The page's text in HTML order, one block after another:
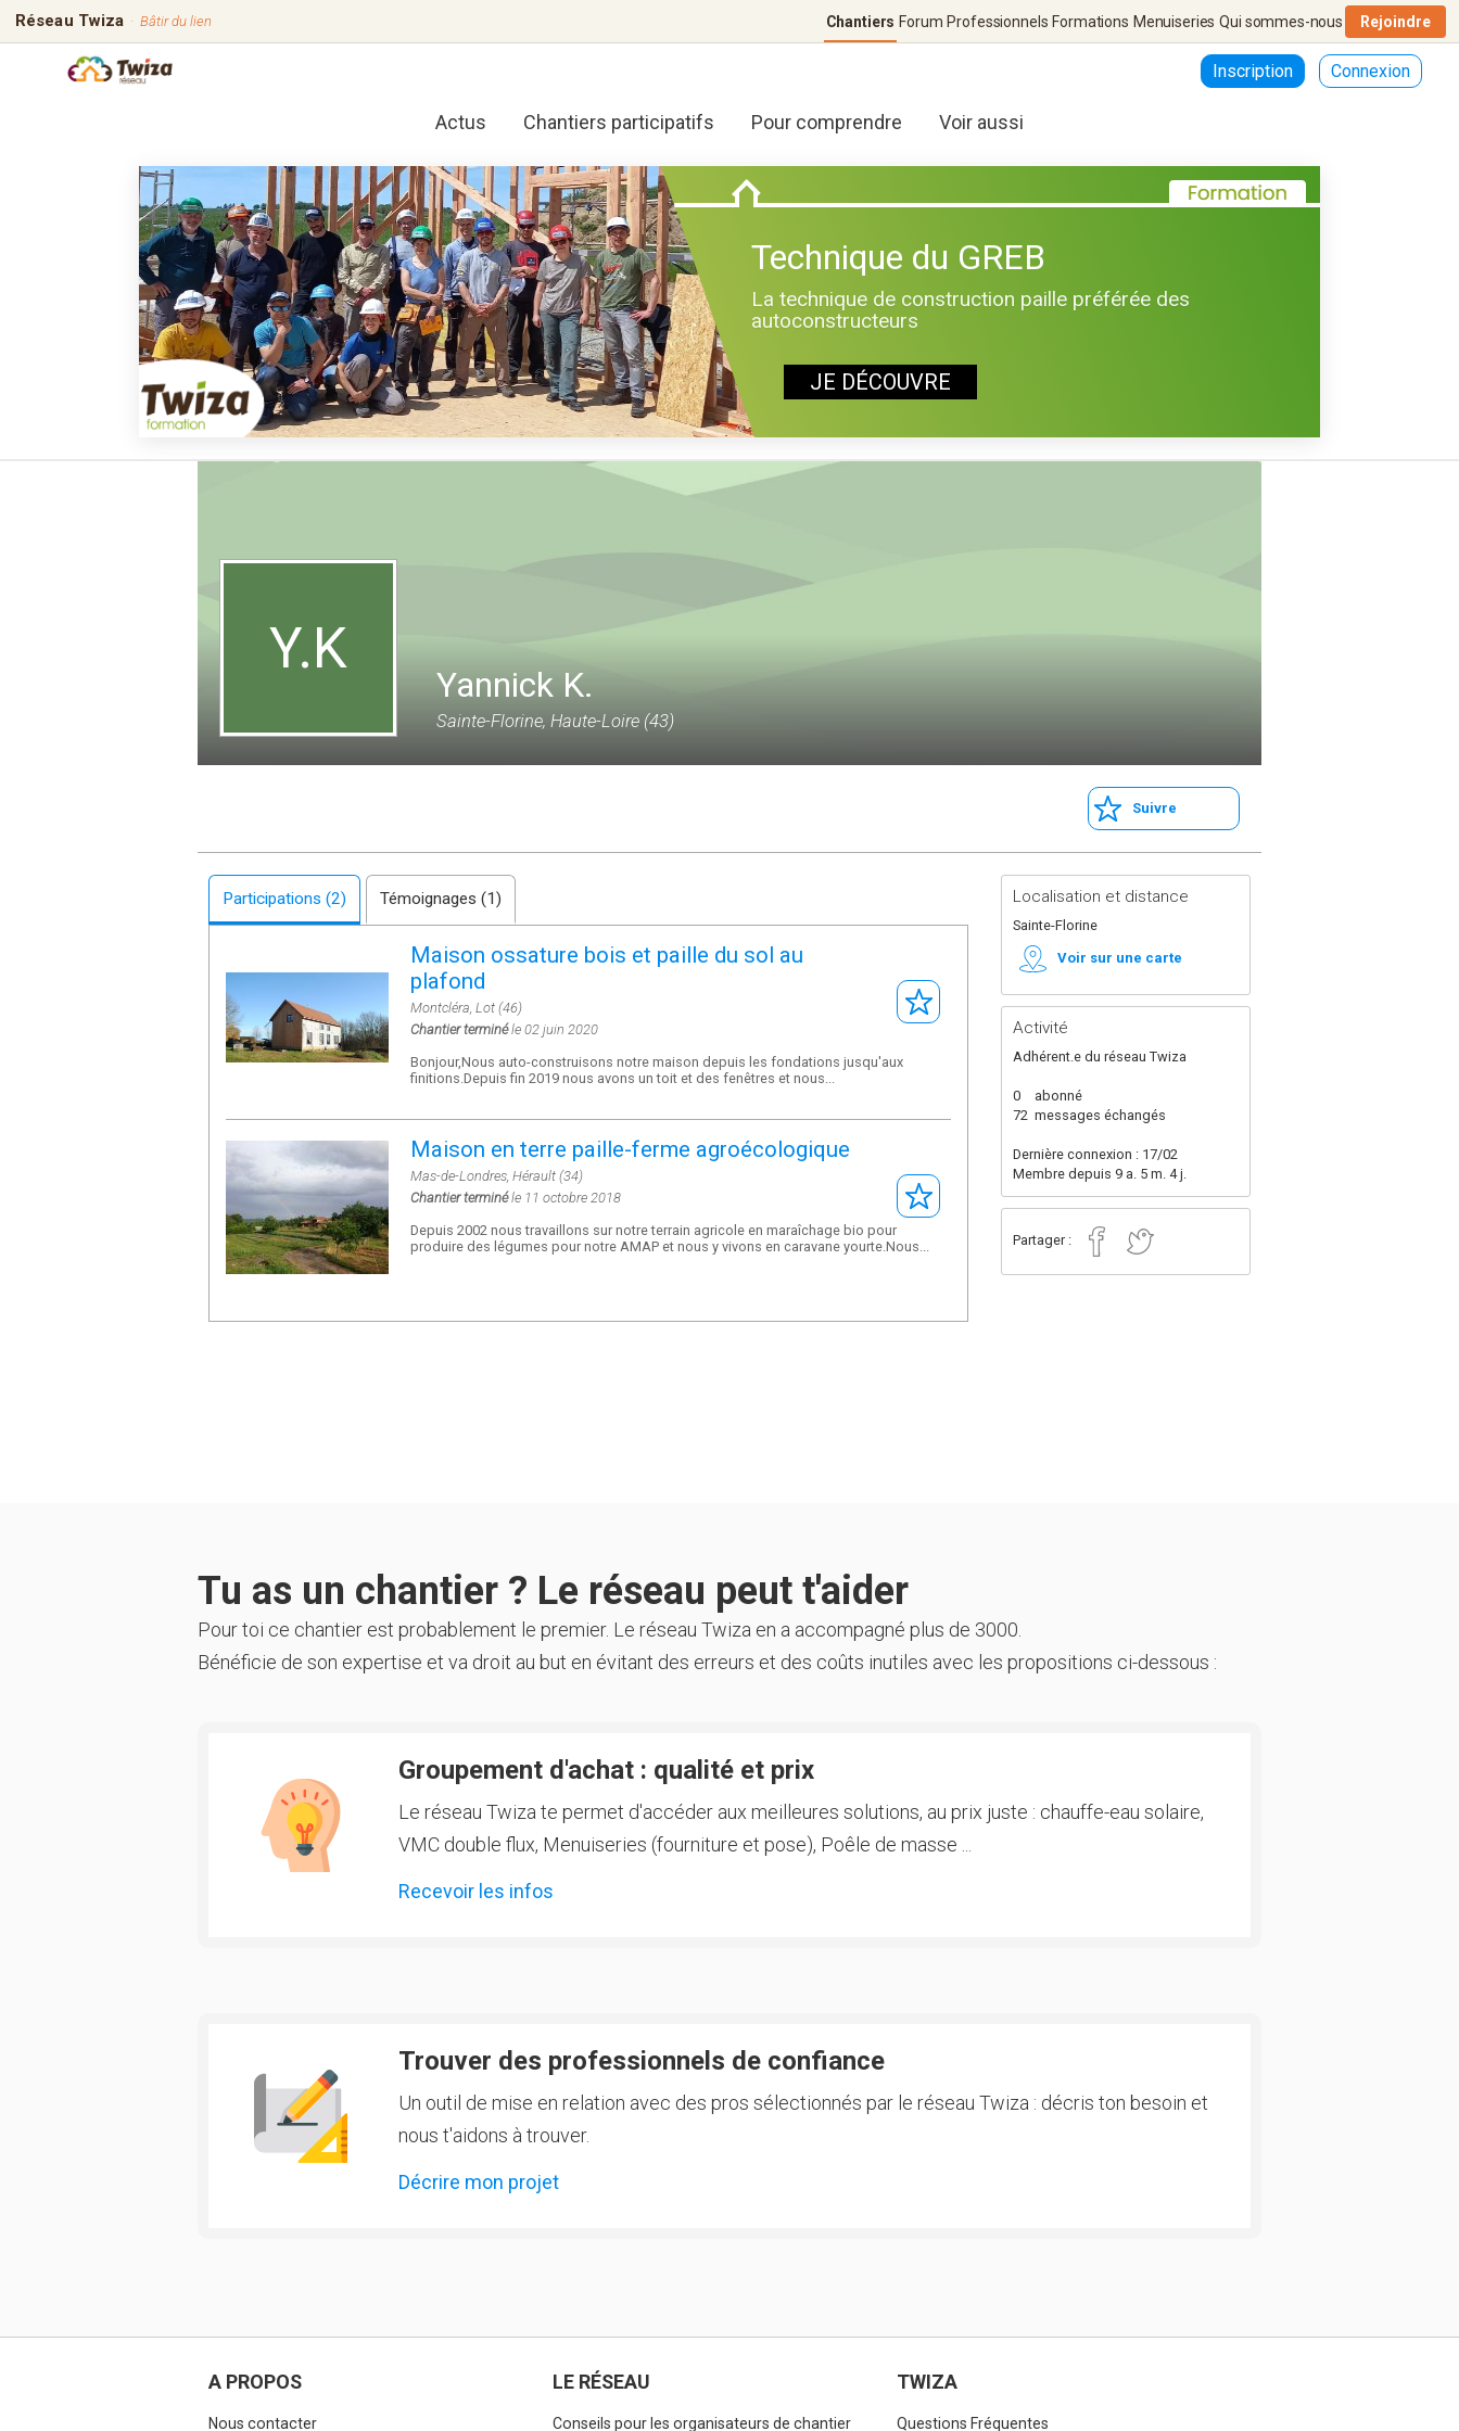
Réseau Twiza · Bâtir du lien Chantiers Forum Professionnels Formations Menuiseries Qui sommes-nous Rejoindre
Inscription Connexion
Actus Chantiers participatifs Pour comprendre Voir aussi
Technique du GREB
La technique de construction paille préférée des
autoconstructeurs
JE DÉCOUVRE
Y.K
Yannick K.
Sainte-Florine, Haute-Loire (43)
Suivre
Localisation et distance
Sainte-Florine
Voir sur une carte
Activité
Adhérent.e du réseau Twiza
0
abonné
72 messages échangés
Dernière connexion : 17/02
Membre depuis 9 a. 5 m. 4 j.
Partager :
Participations (2) Témoignages (1)
Maison ossature bois et paille du sol au
plafond
Montcléra, Lot (46)
Chantier terminéle 02 juin 2020
Bonjour,Nous auto-construisons notre maison depuis les fondations jusqu'aux
finitions.Depuis fin 2019 nous avons un toit et des fenêtres et nous...
Maison en terre paille-ferme agroécologique
Mas-de-Londres, Hérault (34)
Chantier terminéle 11 octobre 2018
Depuis 2002 nous travaillons sur notre terrain agricole en maraîchage bio pour
produire des légumes pour notre AMAP et nous y vivons en caravane yourte.Nous...
Tu as un chantier ? Le réseau peut t'aider
Pour toi ce chantier est probablement le premier. Le réseau Twiza en a accompagné plus de 3000.
Bénéficie de son expertise et va droit au but en évitant des erreurs et des coûts inutiles avec les propositions ci-dessous :
Groupement d'achat : qualité et prix
Le réseau Twiza te permet d'accéder aux meilleures solutions, au prix juste : chauffe-eau solaire,
VMC double flux, Menuiseries (fourniture et pose), Poêle de masse ...
Recevoir les infos
Trouver des professionnels de confiance
Un outil de mise en relation avec des pros sélectionnés par le réseau Twiza : décris ton besoin et
nous t'aidons à trouver.
Décrire mon projet
A PROPOS
Nous contacter
LE RÉSEAU
Conseils pour les organisateurs de chantier
TWIZA
Questions Fréquentes